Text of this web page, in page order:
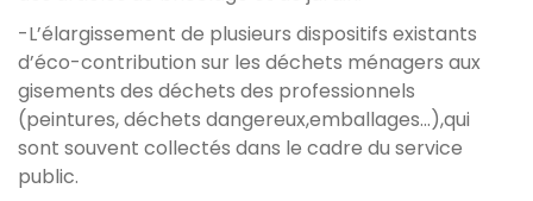
-L’élargissement de plusieurs dispositifs existants
d’éco-contribution sur les déchets ménagers aux
gisements des déchets des professionnels
(peintures, déchets dangereux,emballages...),qui
sont souvent collectés dans le cadre du service
public.